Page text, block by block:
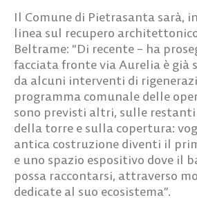
Il Comune di Pietrasanta sarà,
linea sul recupero
Beltrame: “Di recente – ha
facciata fronte via Aurelia è già
da alcuni interventi di
programma comunale delle
sono previsti altri, sulle
della torre e sulla copertura:
antica costruzione diventi il
e uno spazio espositivo dove il
possa raccontarsi, attraverso
dedicate al suo ecosistema”.